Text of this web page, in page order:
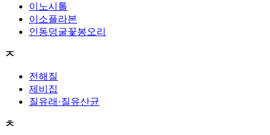
이노시톨
이소플라본
인동덩굴꽃봉오리
ㅈ
전해질
제비집
질유래·질유산균
ㅊ